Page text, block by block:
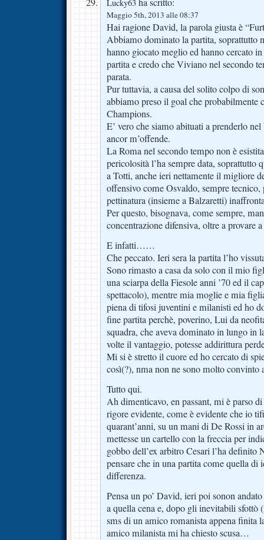
Lucky63
Maggio 5th, 2013 alle 08:37
Hai ragione David, la parola giusta è
Abbiamo dominato la partita, soprattutto
hanno giocato meglio ed hanno cercato
partita e credo che Viviano nel secondo
parata.
Pur tuttavia, a causa del solito colpo di
abbiamo preso il goal che probabilmente
Champions.
E’ vero che siamo abituati a prenderlo
ancor m’offende.
La Roma nel secondo tempo non è
pericolosità l’ha sempre data, soprattutto
a Totti, anche ieri nettamente il migliore
offensivo come Osvaldo, sempre tecnico,
pettinatura (insieme a Balzaretti)
Per questo, bisognava, come sempre,
concentrazione difensiva, oltre a provare
E infatti……
Che peccato. Ieri sera la partita l’ho
Sono rimasto a casa da solo con il mio
una sciarpa della Fiesole anni ’70 ed il
spettacolo), mentre mia moglie e mia
piena di tifosi juventini e milanisti ed ho
fine partita perchè, poverino, Lui da
squadra, che aveva dominato in lungo in
volte il vantaggio, potesse addirittura
Mi si è stretto il cuore ed ho cercato di
così(?), nma non ne sono molto
Tutto qui.
Ah dimenticavo, en passant, mi è parso
rigore evidente, come è evidente che io
quarant’anni, su un mani di De Rossi in
mettesse un cartello con la freccia per
gobbo dell’ex arbitro Cesari l’ha
pensare che in una partita come quella
differenza.
Pensa un po’ David, ieri poi sonon
a quella cena e, dopo gli inevitabili sfottò
sms di un amico romanista appena finita
amico milanista mi ha chiesto scusa…